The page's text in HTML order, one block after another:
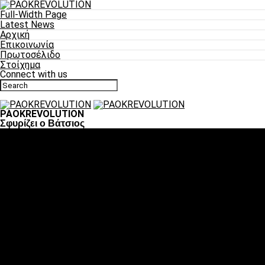
Full-Width Page
Latest News
Αρχική
Επικοινωνία
Πρωτοσέλιδο
Στοίχημα
Connect with us
PAOKREVOLUTION
Σφυρίζει ο Βάτσιος